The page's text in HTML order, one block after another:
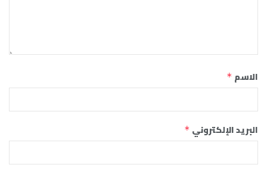
الاسم *
البريد الإلكتروني *